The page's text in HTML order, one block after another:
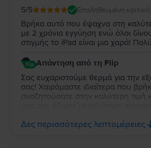
(2020)με δόσεις.
ΣτοFlip.ro , οι προσφορές για τοiPad Pro 2
γενναιόδωρες και δυναμικές, σε
τον προϋπολογισμό σας.
5/5 Επαληθευμένη κριτική
Βρήκα αυτό που έψαχνα στη
με 2 χρόνια εγγύηση ενώ όλοι
στιγμής το iPad είναι μια χαρά!
Απάντηση από τη Flip
Σας ευχαριστούμε θερμά για την
σας! Χαιρόμαστε ιδιαίτερα που
αναζητούσατε στην καλύτερη τιμή
να την απολαύσετε για πολύ καιρό.
Δες περισσότερες λεπτομέρειες